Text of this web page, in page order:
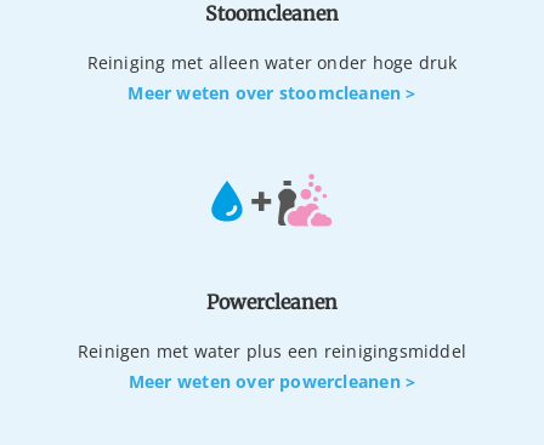
Stoomcleanen
Reiniging met alleen water onder hoge druk
Meer weten over stoomcleanen >
Powercleanen
Reinigen met water plus een reinigingsmiddel
Meer weten over powercleanen >